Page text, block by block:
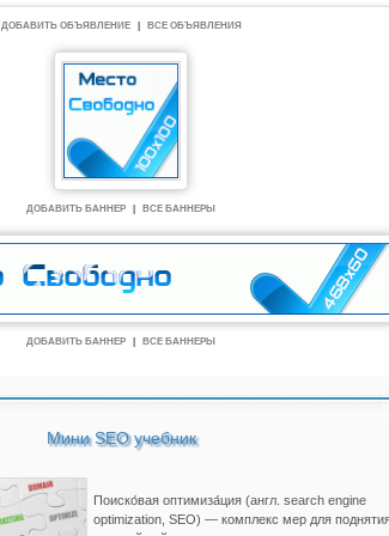
ДОБАВИТЬ ОБЪЯВЛЕНИЕ ВСЕ ОБЪЯВЛЕНИЯ
ДОБАВИТЬ БАННЕР ВСЕ БАННЕРЫ
ДОБАВИТЬ БАННЕР ВСЕ БАННЕРЫ
Мини SEO учебник
Поиско́вая оптимиза́ция (англ. search engine
optimization, SEO) — комплекс мер для